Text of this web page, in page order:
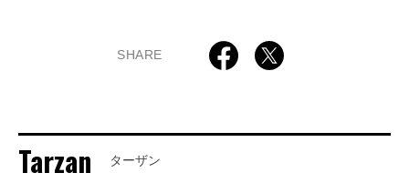
SHARE
Tarzan ターザン